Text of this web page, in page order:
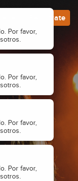
Por favor,
Por favor,
Por favor,
Por favor,
Regístrate